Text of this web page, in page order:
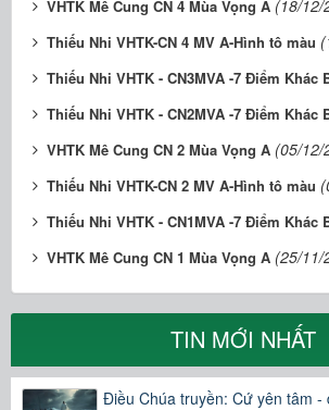
VHTK Mê Cung CN 4 Mùa Vọng A (18/12/
Thiếu Nhi VHTK-CN 4 MV A-Hình tô màu
Thiếu Nhi VHTK - CN3MVA -7 Điểm Khác
Thiếu Nhi VHTK - CN2MVA -7 Điểm Khác
VHTK Mê Cung CN 2 Mùa Vọng A (05/12/
Thiếu Nhi VHTK-CN 2 MV A-Hình tô màu
Thiếu Nhi VHTK - CN1MVA -7 Điểm Khác
VHTK Mê Cung CN 1 Mùa Vọng A (25/11/
TIN MỚI NHẤT
Điều Chúa truyền: Cứ yên tâm -